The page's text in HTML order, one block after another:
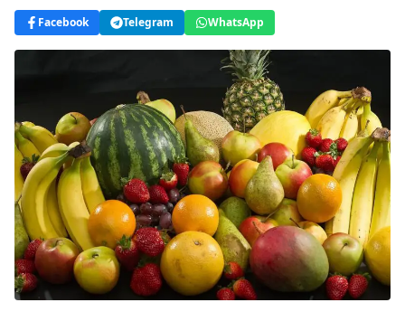
Facebook Telegram WhatsApp